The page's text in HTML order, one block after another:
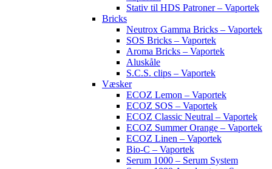
Stativ til HDS Patroner – Vaportek
Bricks
Neutrox Gamma Bricks – Vaportek
SOS Bricks – Vaportek
Aroma Bricks – Vaportek
Aluskåle
S.C.S. clips – Vaportek
Væsker
ECOZ Lemon – Vaportek
ECOZ SOS – Vaportek
ECOZ Classic Neutral – Vaportek
ECOZ Summer Orange – Vaportek
ECOZ Linen – Vaportek
Bio-C – Vaportek
Serum 1000 – Serum System